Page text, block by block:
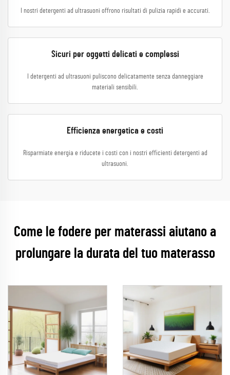
I nostri detergenti ad ultrasuoni offrono risultati di pulizia rapidi e accurati.
Sicuri per oggetti delicati e complessi
I detergenti ad ultrasuoni puliscono delicatamente senza danneggiare
materiali sensibili.
Efficienza energetica e costi
Risparmiate energia e riducete i costi con i nostri efficienti detergenti ad
ultrasuoni.
Come le fodere per materassi aiutano a
prolungare la durata del tuo materasso